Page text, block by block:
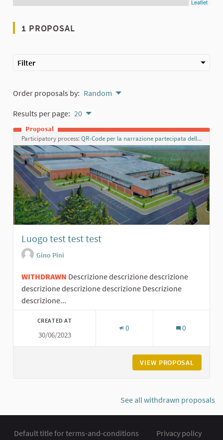
Leaflet
1 PROPOSAL
Filter
Order proposals by: Random
Results per page: 20
Proposal
Participatory process: QR-Code per la narrazione partecipata dell’Unione Valnure Valchero
Luogo test test test
Gino Pini
WITHDRAWN Descrizione descrizione descrizione
descrizione descrizione descrizione Descrizione
descrizione...
CREATED AT
30/06/2023
0 0
VIEW PROPOSAL
See all withdrawn proposals
Default title for terms-and-conditions Privacy policy